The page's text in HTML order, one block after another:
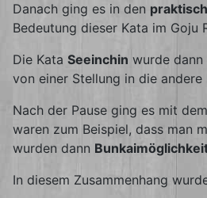
Danach ging es in den
Bedeutung dieser Kata im Goju
Die Kata Seeinchin wurde
von einer Stellung in die
Nach der Pause ging es mit
waren zum Beispiel, dass man
wurden dann
In diesem Zusammenhang